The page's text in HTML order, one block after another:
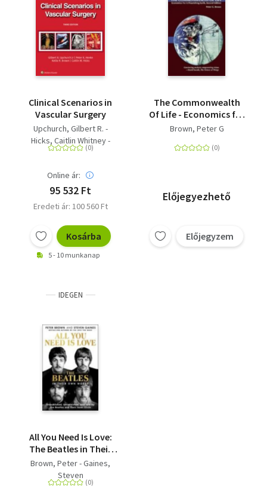
Clinical Scenarios in
Vascular Surgery
Upchurch, Gilbert R. -
Hicks, Caitlin Whitney -
Brown, Kellie R. - Henke,
Online ár:
95 532 Ft
Eredeti ár: 100 560 Ft
Kosárba
5 - 10 munkanap
The Commonwealth
Of Life - Economics for
a Flourishing Earth
Brown, Peter G
Előjegyezhető
Előjegyzem
IDEGEN
All You Need Is Love:
The Beatles in Their
Own Words -
Unpublished,
Unvarnished, and Told
Brown, Peter - Gaines,
Steven